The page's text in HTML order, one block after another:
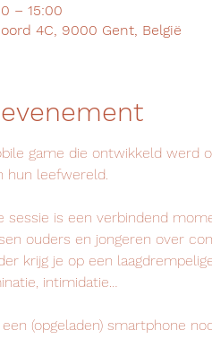
– 15:00
4C, 9000 Gent, België
game die ontwikkeld werd
hun leefwereld.
sessie is een verbindend
ouders en jongeren over
krijg je op een
intimidatie…
een (opgeladen) smartphone